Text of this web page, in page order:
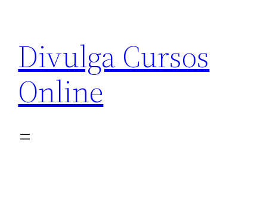
conteúdo
Divulga Cursos
Online